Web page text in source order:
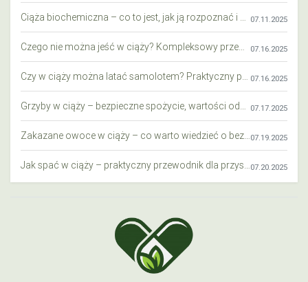
07.11.2025
07.16.2025
07.16.2025
07.17.2025
07.19.2025
07.20.2025